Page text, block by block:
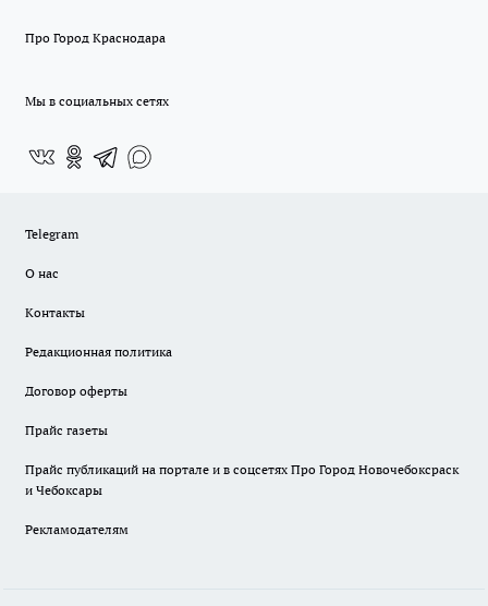
Про Город Краснодара
Мы в социальных сетях
Telegram
О нас
Контакты
Редакционная политика
Договор оферты
Прайс газеты
Прайс публикаций на портале и в соцсетях Про Город Новочебоксраск
и Чебоксары
Рекламодателям